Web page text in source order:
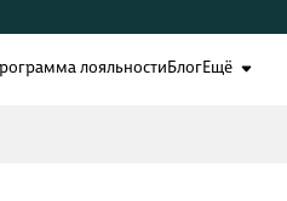
лояльностиБлогЕщё